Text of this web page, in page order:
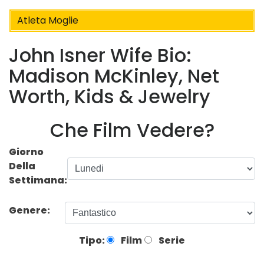
Atleta Moglie
John Isner Wife Bio:
Madison McKinley, Net
Worth, Kids & Jewelry
Che Film Vedere?
Giorno
Della
Settimana:
Genere:
Tipo: Film Serie